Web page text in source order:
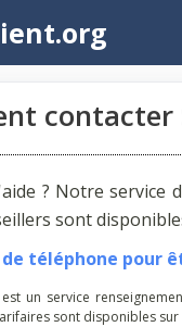
contacter
? Notre service
sont
téléphone pour
un service
sont disponibles